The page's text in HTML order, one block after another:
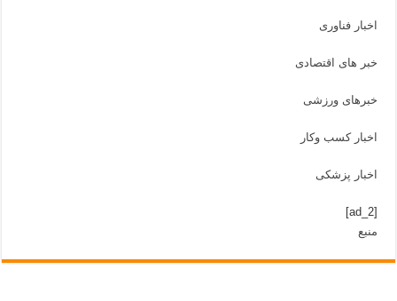
اخبار فناوری
خبر های اقتصادی
خبرهای ورزشی
اخبار کسب وکار
اخبار پزشکی
[ad_2]
منبع